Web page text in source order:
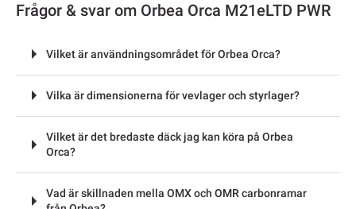
Frågor & svar om Orbea Orca M21eLTD PWR
Vilket är användningsområdet för Orbea Orca?
Vilka är dimensionerna för vevlager och styrlager?
Vilket är det bredaste däck jag kan köra på Orbea
Orca?
Vad är skillnaden mella OMX och OMR carbonramar